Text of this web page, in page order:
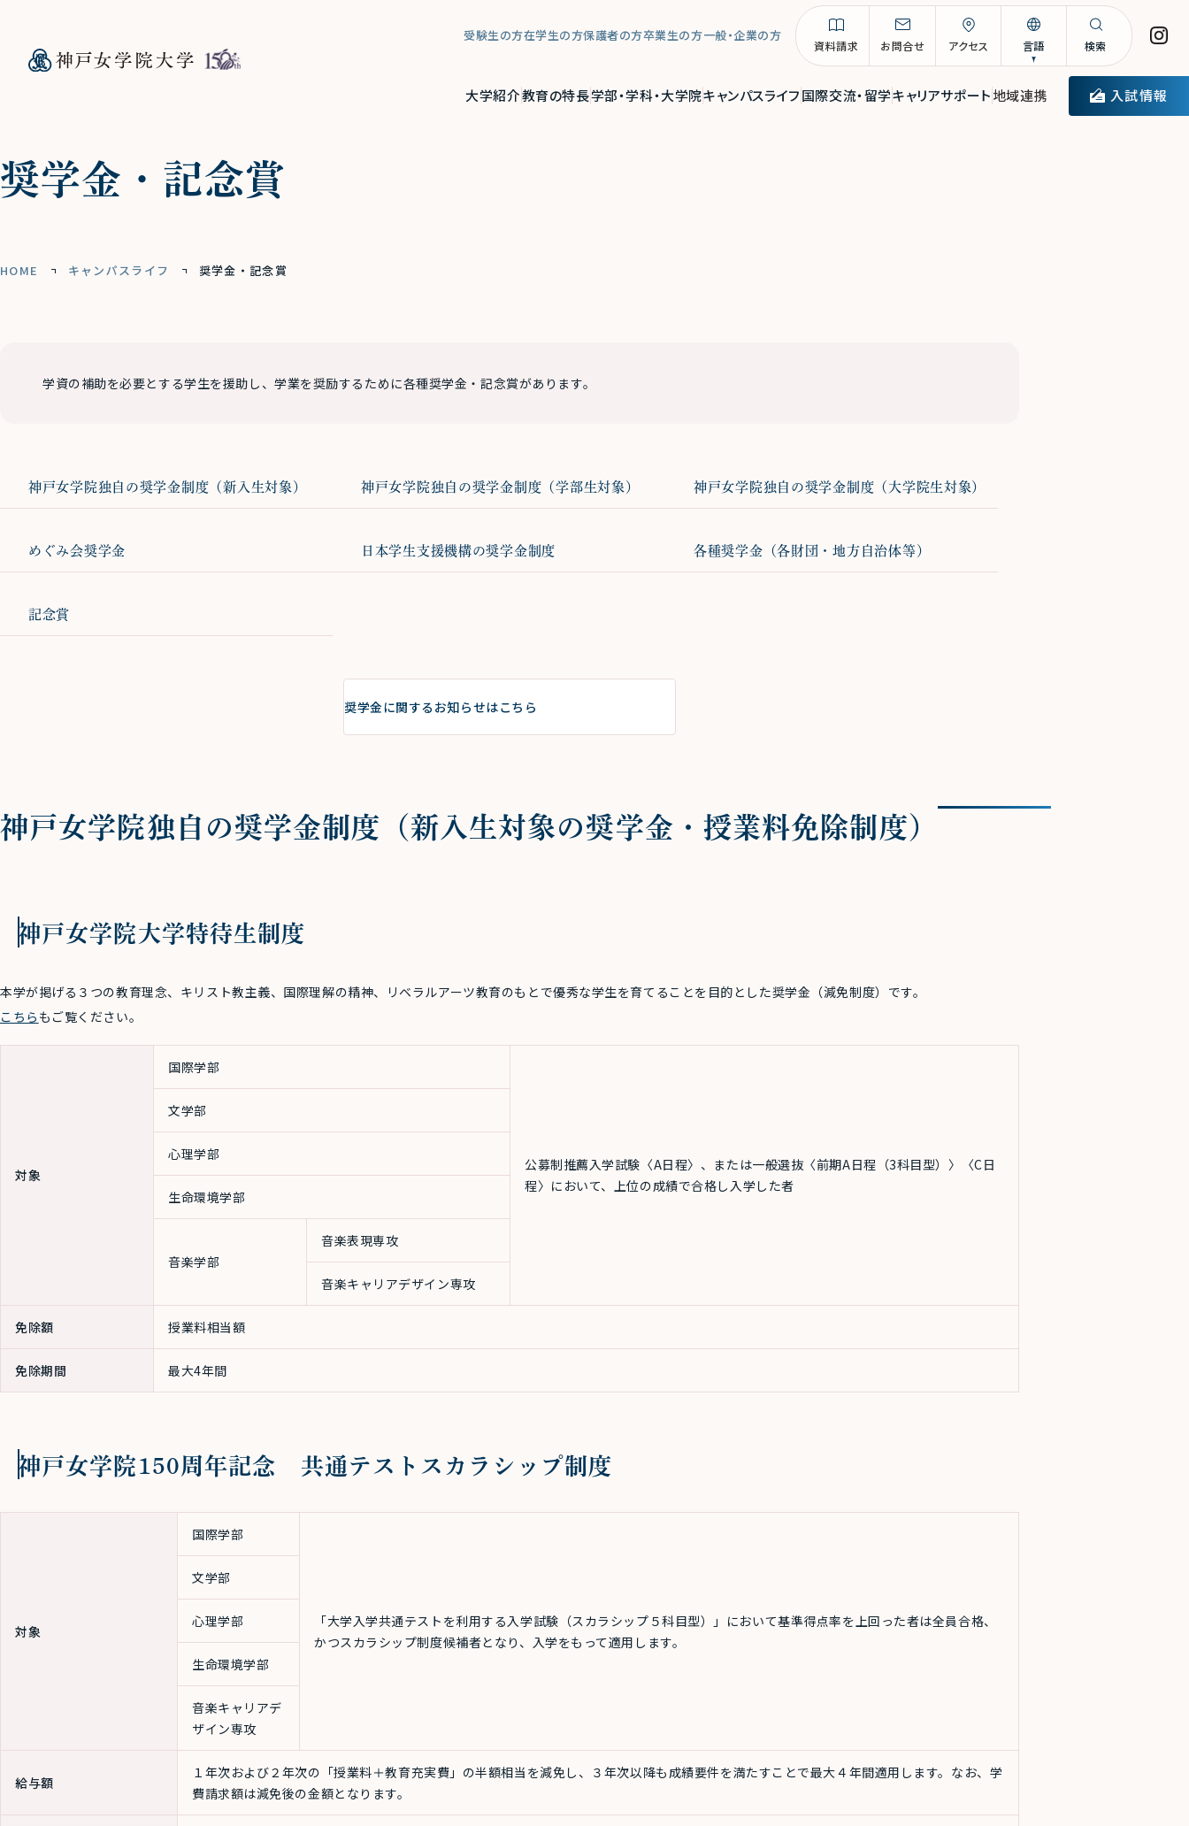
受験生の方在学生の方保護者の方卒業生の方一般・企業の方
資料請求 お問合せ アクセス 言語 検索
大学紹介教育の特長学部・学科・大学院キャンパスライフ国際交流・留学キャリアサポート地域連携 入試情報
奨学金・記念賞
HOME キャンパスライフ 奨学金・記念賞
学資の補助を必要とする学生を援助し、学業を奨励するために各種奨学金・記念賞があります。
神戸女学院独自の奨学金制度（新入生対象） 神戸女学院独自の奨学金制度（学部生対象） 神戸女学院独自の奨学金制度（大学院生対象）
めぐみ会奨学金 日本学生支援機構の奨学金制度 各種奨学金（各財団・地方自治体等）
記念賞
奨学金に関するお知らせはこちら
神戸女学院独自の奨学金制度（新入生対象の奨学金・授業料免除制度）
神戸女学院大学特待生制度
本学が掲げる３つの教育理念、キリスト教主義、国際理解の精神、リベラルアーツ教育のもとで優秀な学生を育てることを目的とした奨学金（減免制度）です。
こちら もご覧ください。
対象
国際学部
公募制推薦入学試験〈A日程〉、または一般選抜〈前期A日程（3科目型）〉〈C日
程〉において、上位の成績で合格し入学した者
文学部
心理学部
生命環境学部
音楽学部
音楽表現専攻
音楽キャリアデザイン専攻
免除額 授業料相当額
免除期間 最大4年間
神戸女学院150周年記念 共通テストスカラシップ制度
対象
国際学部
「大学入学共通テストを利用する入学試験（スカラシップ５科目型）」において基準得点率を上回った者は全員合格、
かつスカラシップ制度候補者となり、入学をもって適用します。
文学部
心理学部
生命環境学部
音楽キャリアデ
ザイン専攻
給与額
１年次および２年次の「授業料＋教育充実費」の半額相当を減免し、３年次以降も成績要件を満たすことで最大４年間適用します。なお、学
費請求額は減免後の金額となります。